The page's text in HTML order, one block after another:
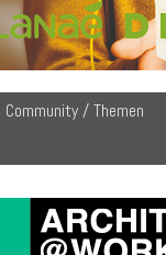
Community / Themen